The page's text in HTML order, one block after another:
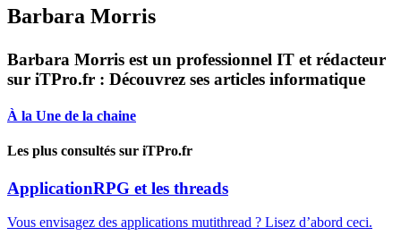
Barbara Morris
Barbara Morris est un professionnel IT et rédacteur
sur iTPro.fr : Découvrez ses articles informatique
À la Une de la chaine
Les plus consultés sur iTPro.fr
ApplicationRPG et les threads
Vous envisagez des applications mutithread ? Lisez d’abord ceci.